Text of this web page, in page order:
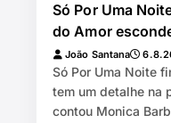
Só Por Uma
do Amor
João Santana
Só Por Uma Noite
tem um detalhe na
contou Monica Barbaro e Callum Turner em Só